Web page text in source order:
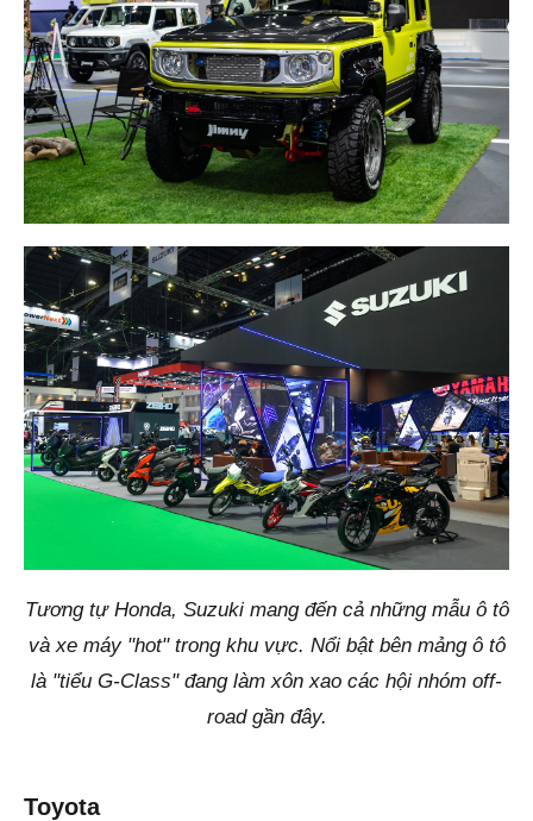
Tương tự Honda, Suzuki mang đến cả những mẫu ô tô
và xe máy "hot" trong khu vực. Nổi bật bên mảng ô tô
là "tiểu G-Class" đang làm xôn xao các hội nhóm off-
road gần đây.
Toyota